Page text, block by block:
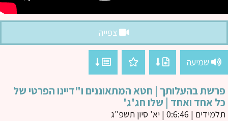
צפייה
שמיעה
בהעלותך | חטא המתאוננים ו"דיינו הפרטי של
אחד ואחד | שלו חג'ג'
| 0:6:46 | יא' סיון תשפ"ג